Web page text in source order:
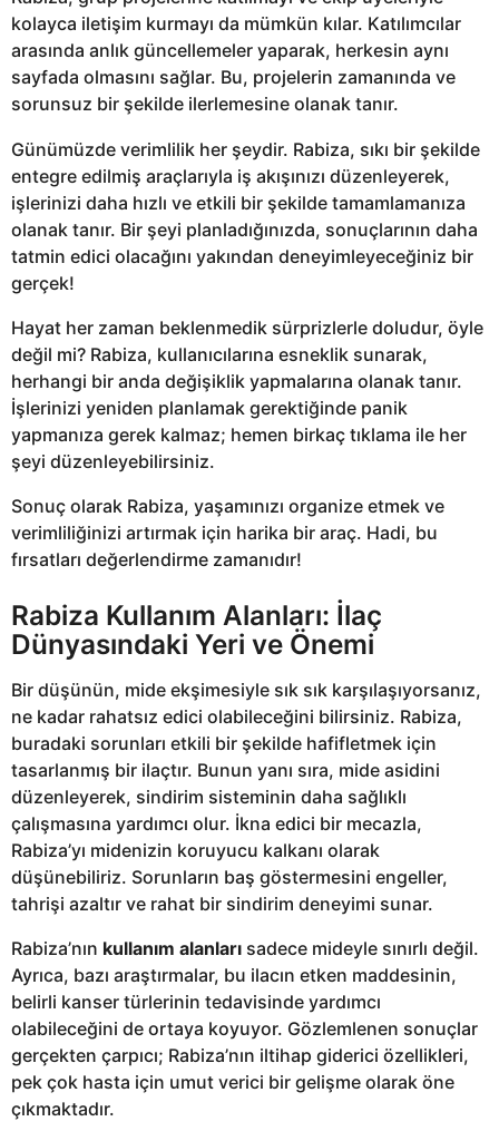
kolayca iletişim kurmayı da mümkün kılar. Katılımcılar
arasında anlık güncellemeler yaparak, herkesin aynı
sayfada olmasını sağlar. Bu, projelerin zamanında ve
sorunsuz bir şekilde ilerlemesine olanak tanır.
Günümüzde verimlilik her şeydir. Rabiza, sıkı bir şekilde
entegre edilmiş araçlarıyla iş akışınızı düzenleyerek,
işlerinizi daha hızlı ve etkili bir şekilde tamamlamanıza
olanak tanır. Bir şeyi planladığınızda, sonuçlarının daha
tatmin edici olacağını yakından deneyimleyeceğiniz bir
gerçek!
Hayat her zaman beklenmedik sürprizlerle doludur, öyle
değil mi? Rabiza, kullanıcılarına esneklik sunarak,
herhangi bir anda değişiklik yapmalarına olanak tanır.
İşlerinizi yeniden planlamak gerektiğinde panik
yapmanıza gerek kalmaz; hemen birkaç tıklama ile her
şeyi düzenleyebilirsiniz.
Sonuç olarak Rabiza, yaşamınızı organize etmek ve
verimliliğinizi artırmak için harika bir araç. Hadi, bu
fırsatları değerlendirme zamanıdır!
Rabiza Kullanım Alanları: İlaç
Dünyasındaki Yeri ve Önemi
Bir düşünün, mide ekşimesiyle sık sık karşılaşıyorsanız,
ne kadar rahatsız edici olabileceğini bilirsiniz. Rabiza,
buradaki sorunları etkili bir şekilde hafifletmek için
tasarlanmış bir ilaçtır. Bunun yanı sıra, mide asidini
düzenleyerek, sindirim sisteminin daha sağlıklı
çalışmasına yardımcı olur. İkna edici bir mecazla,
Rabiza’yı midenizin koruyucu kalkanı olarak
düşünebiliriz. Sorunların baş göstermesini engeller,
tahrişi azaltır ve rahat bir sindirim deneyimi sunar.
Rabiza’nın kullanım alanları sadece mideyle sınırlı değil.
Ayrıca, bazı araştırmalar, bu ilacın etken maddesinin,
belirli kanser türlerinin tedavisinde yardımcı
olabileceğini de ortaya koyuyor. Gözlemlenen sonuçlar
gerçekten çarpıcı; Rabiza’nın iltihap giderici özellikleri,
pek çok hasta için umut verici bir gelişme olarak öne
çıkmaktadır.